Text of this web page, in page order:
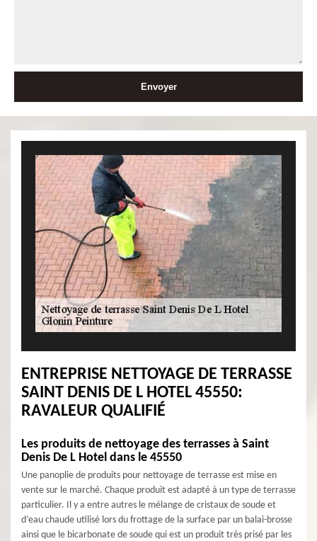
ENTREPRISE NETTOYAGE DE TERRASSE
SAINT DENIS DE L HOTEL 45550:
RAVALEUR QUALIFIÉ
Les produits de nettoyage des terrasses à Saint
Denis De L Hotel dans le 45550
Une panoplie de produits pour nettoyage de terrasse est mise en
vente sur le marché. Chaque produit est adapté à un type de terrasse
particulier. Il y a entre autres le mélange de cristaux de soude et
d’eau chaude utilisé lors du frottage de la surface par un balai-brosse
ainsi que le bicarbonate de soude qui est un produit très prisé par les